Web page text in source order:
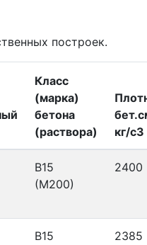
построек.
Класс
(марка)
бетона
(раствора)
кг/с3
В15
(М200)
2400
В15
2385